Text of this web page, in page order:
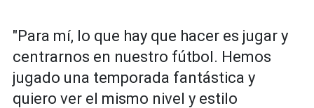
"Para mí, lo que hay que hacer es jugar y
centrarnos en nuestro fútbol. Hemos
jugado una temporada fantástica y
quiero ver el mismo nivel y estilo